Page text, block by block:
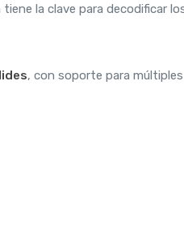
la clave para decodificar
, con soporte para